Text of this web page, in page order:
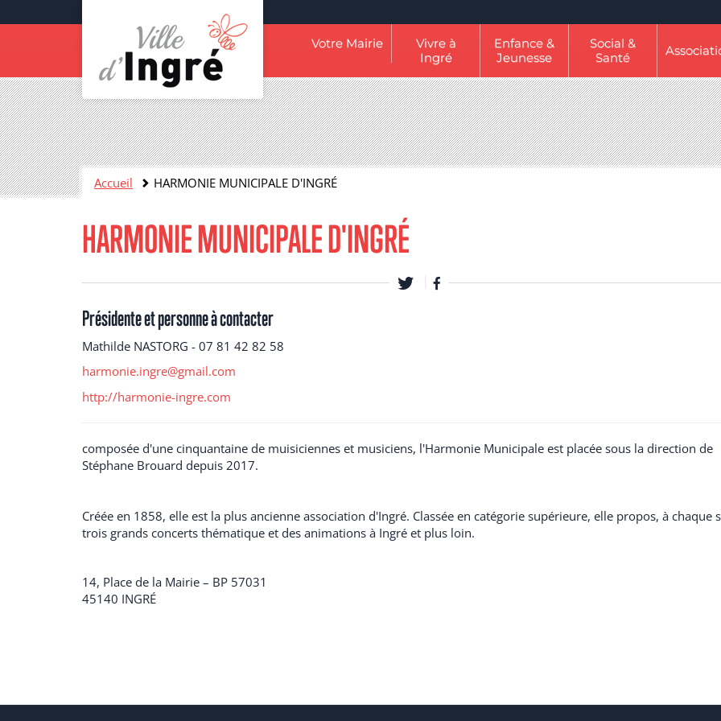
au
Navigation
principale
Votre Mairie
Vivre à
Ingré
Enfance &
Jeunesse
Social &
Santé
Contenu
Accueil HARMONIE MUNICIPALE D'INGRÉ
HARMONIE MUNICIPALE D'INGRÉ
Présidente et personne à contacter
Mathilde NASTORG - 07 81 42 82 58
harmonie.ingre@gmail.com
http://harmonie-ingre.com
composée d'une cinquantaine de muisiciennes et musiciens, l'Harmonie Municipale est placée sous la direction de
Stéphane Brouard depuis 2017.
Créée en 1858, elle est la plus ancienne association d'Ingré. Classée en catégorie supérieure, elle propos, à chaque
trois grands concerts thématique et des animations à Ingré et plus loin.
14, Place de la Mairie – BP 57031
45140 INGRÉ